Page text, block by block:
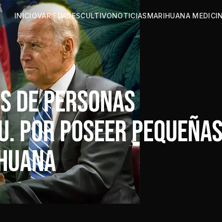
INICIOVARIEDADESCULTIVONOTICIASMARIHUANA
DE PERSONAS
POR POSEER PEQUEÑAS